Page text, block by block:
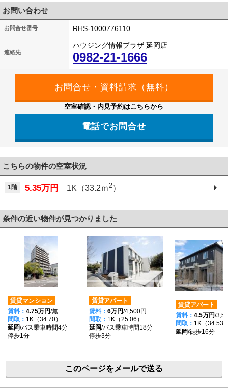
お問い合わせ
お問合せ番号 RHS-1000776110
連絡先
ハウジング情報プラザ 延岡店
0982-21-1666
空室確認・内見予約はこちらから
電話でお問合せ
こちらの物件の空室状況
1階 5.35万円 1K（33.2ｍ2）
条件の近い物件が見つかりました
賃貸マンション
賃料： 4.75万円/無
間取： 1K（34.70）
延岡/バス乗車時間4分
停歩1分
賃貸アパート
賃料： 6万円/4,500円
間取： 1K（25.06）
延岡/バス乗車時間18分
停歩3分
賃貸アパート
賃料： 4.5万円/
間取： 1K（34.53
延岡/徒歩16分
このページをメールで送る